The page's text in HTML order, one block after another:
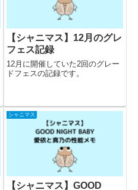
【シャニマス】12月のグレ
フェス記録
12月に開催していた2回のグレー
ドフェスの記録です。
シャニマス
【シャニマス】GOOD